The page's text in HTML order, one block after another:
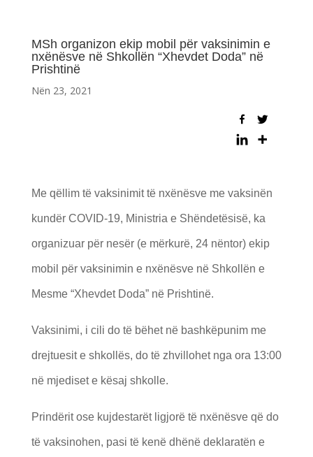
MSh organizon ekip mobil për vaksinimin e
nxënësve në Shkollën “Xhevdet Doda” në
Prishtinë
Nën 23, 2021
Me qëllim të vaksinimit të nxënësve me vaksinën
kundër COVID-19, Ministria e Shëndetësisë, ka
organizuar për nesër (e mërkurë, 24 nëntor) ekip
mobil për vaksinimin e nxënësve në Shkollën e
Mesme “Xhevdet Doda” në Prishtinë.
Vaksinimi, i cili do të bëhet në bashkëpunim me
drejtuesit e shkollës, do të zhvillohet nga ora 13:00
në mjediset e kësaj shkolle.
Prindërit ose kujdestarët ligjorë të nxënësve që do
të vaksinohen, pasi të kenë dhënë deklaratën e